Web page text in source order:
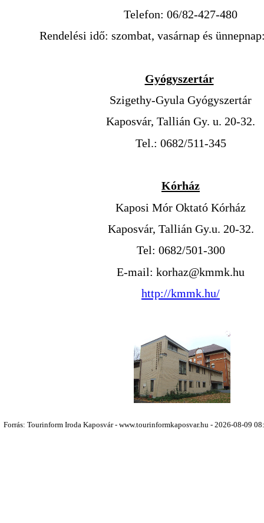
Telefon: 06/82-427-480
Rendelési idő: szombat, vasárnap és
Gyógyszertár
Szigethy-Gyula Gyógyszertár
Kaposvár, Tallián Gy. u. 20-32.
Tel.: 0682/511-345
Kórház
Kaposi Mór Oktató Kórház
Kaposvár, Tallián Gy.u. 20-32.
Tel: 0682/501-300
E-mail: korhaz@kmmk.hu
http://kmmk.hu/
Forrás: Tourinform Iroda Kaposvár - www.tourinformkaposvar.hu - 2026-08-09